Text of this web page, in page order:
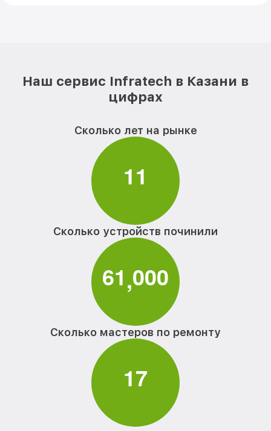
Наш сервис Infratech в Казани в
цифрах
Сколько лет на рынке
11
Сколько устройств починили
61,000
Сколько мастеров по ремонту
17